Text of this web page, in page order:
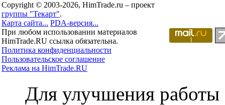
Copyright © 2003-2026, HimTrade.ru – проект
группы "Текарт".
Карта сайта... PDA-версия...
При любом использовании материалов
HimTrade.RU ссылка обязательна.
Политика конфиденциальности
Пользовательское соглашение
Реклама на HimTrade.RU
Для улучшения работы